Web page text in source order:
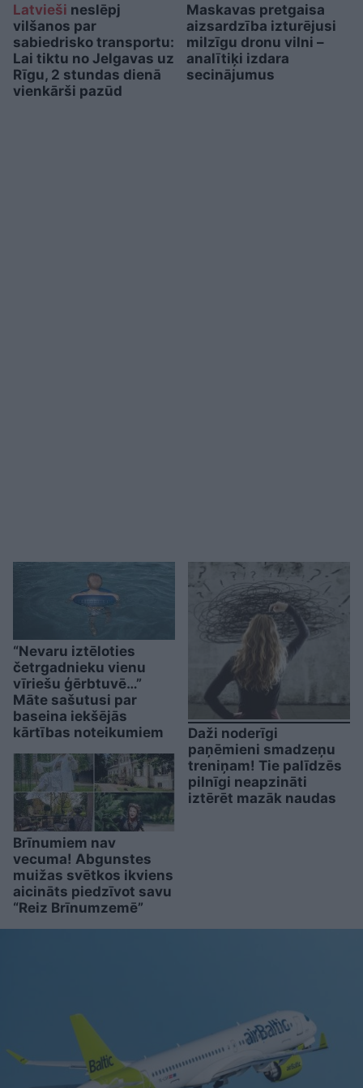
Latvieši neslēpj
vilšanos par
sabiedrisko transportu:
Lai tiktu no Jelgavas uz
Rīgu, 2 stundas dienā
vienkārši pazūd
Maskavas pretgaisa
aizsardzība izturējusi
milzīgu dronu vilni –
analītiķi izdara
secinājumus
“Nevaru iztēloties
četrgadnieku vienu
vīriešu ģērbtuvē…”
Māte sašutusi par
baseina iekšējās
kārtības noteikumiem
Brīnumiem nav
vecuma! Abgunstes
muižas svētkos ikviens
aicināts piedzīvot savu
“Reiz Brīnumzemē”
Daži noderīgi
paņēmieni smadzeņu
treniņam! Tie palīdzēs
pilnīgi neapzināti
iztērēt mazāk naudas